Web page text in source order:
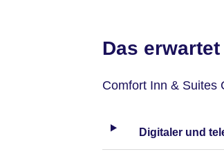
Das erwartet
Comfort Inn & Suites
Digitaler und